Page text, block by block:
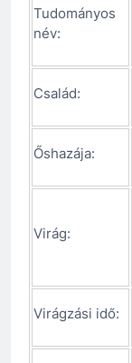
Tudományos
név:
Család:
Őshazája:
Virág:
Virágzási idő: